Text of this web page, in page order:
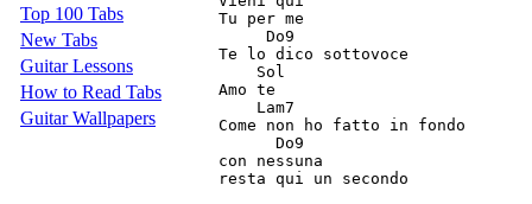
Top 100 Tabs
New Tabs
Guitar Lessons
How to Read Tabs
Guitar Wallpapers
Tu per me
     Do9
Te lo dico sottovoce
    Sol
Amo te
    Lam7
Come non ho fatto in fondo
      Do9
con nessuna
resta qui un secondo